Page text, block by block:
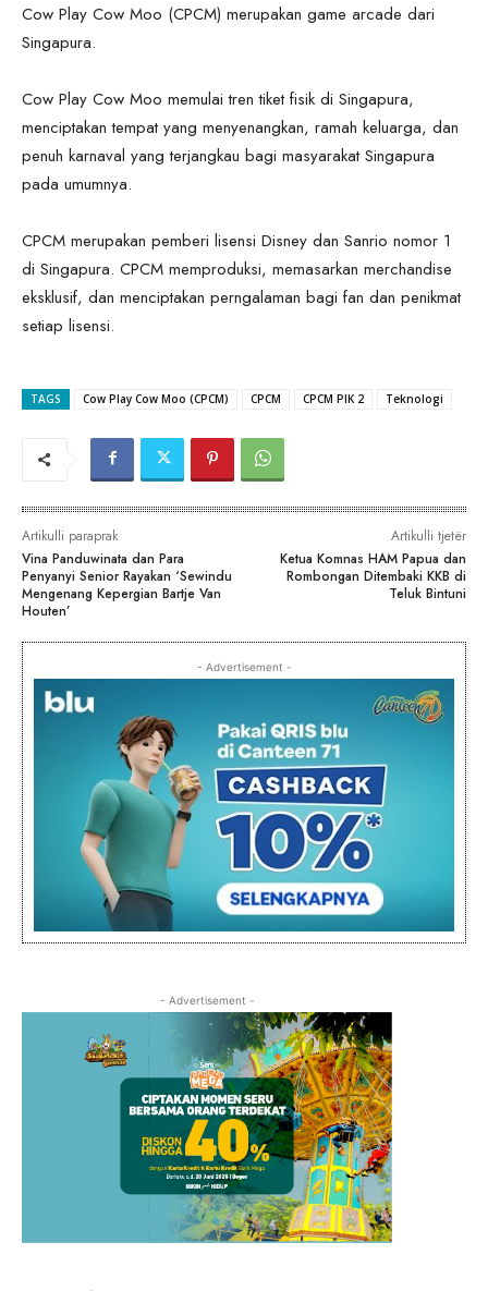
Cow Play Cow Moo (CPCM) merupakan game arcade dari
Singapura.
Cow Play Cow Moo memulai tren tiket fisik di Singapura,
menciptakan tempat yang menyenangkan, ramah keluarga, dan
penuh karnaval yang terjangkau bagi masyarakat Singapura
pada umumnya.
CPCM merupakan pemberi lisensi Disney dan Sanrio nomor 1
di Singapura. CPCM memproduksi, memasarkan merchandise
eksklusif, dan menciptakan perngalaman bagi fan dan penikmat
setiap lisensi.
TAGS Cow Play Cow Moo (CPCM) CPCM CPCM PIK 2 Teknologi
Artikulli paraprak
Vina Panduwinata dan Para
Penyanyi Senior Rayakan ‘Sewindu
Mengenang Kepergian Bartje Van
Houten’
Artikulli tjetër
Ketua Komnas HAM Papua dan
Rombongan Ditembaki KKB di
Teluk Bintuni
- Advertisement -
- Advertisement -